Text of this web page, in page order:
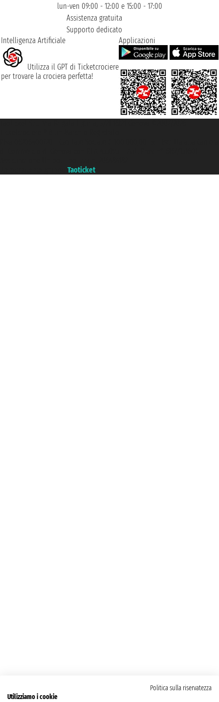
lun-ven 09:00 - 12:00 e 15:00 - 17:00
Assistenza gratuita
Supporto dedicato
Intelligenza Artificiale
Utilizza il GPT di Ticketcrociere
per trovare la crociera perfetta!
Applicazioni
Taoticket
Politica sulla riservatezza
Utilizziamo i cookie